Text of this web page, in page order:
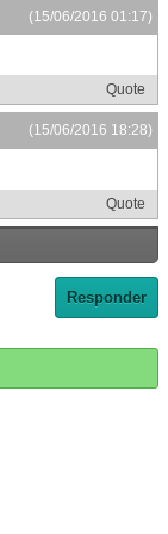
(15/06/2016 01:17)
Quote
(15/06/2016 18:28)
Quote
Responder